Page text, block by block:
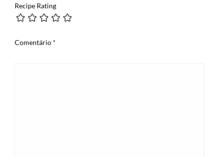
Recipe Rating
Comentário *